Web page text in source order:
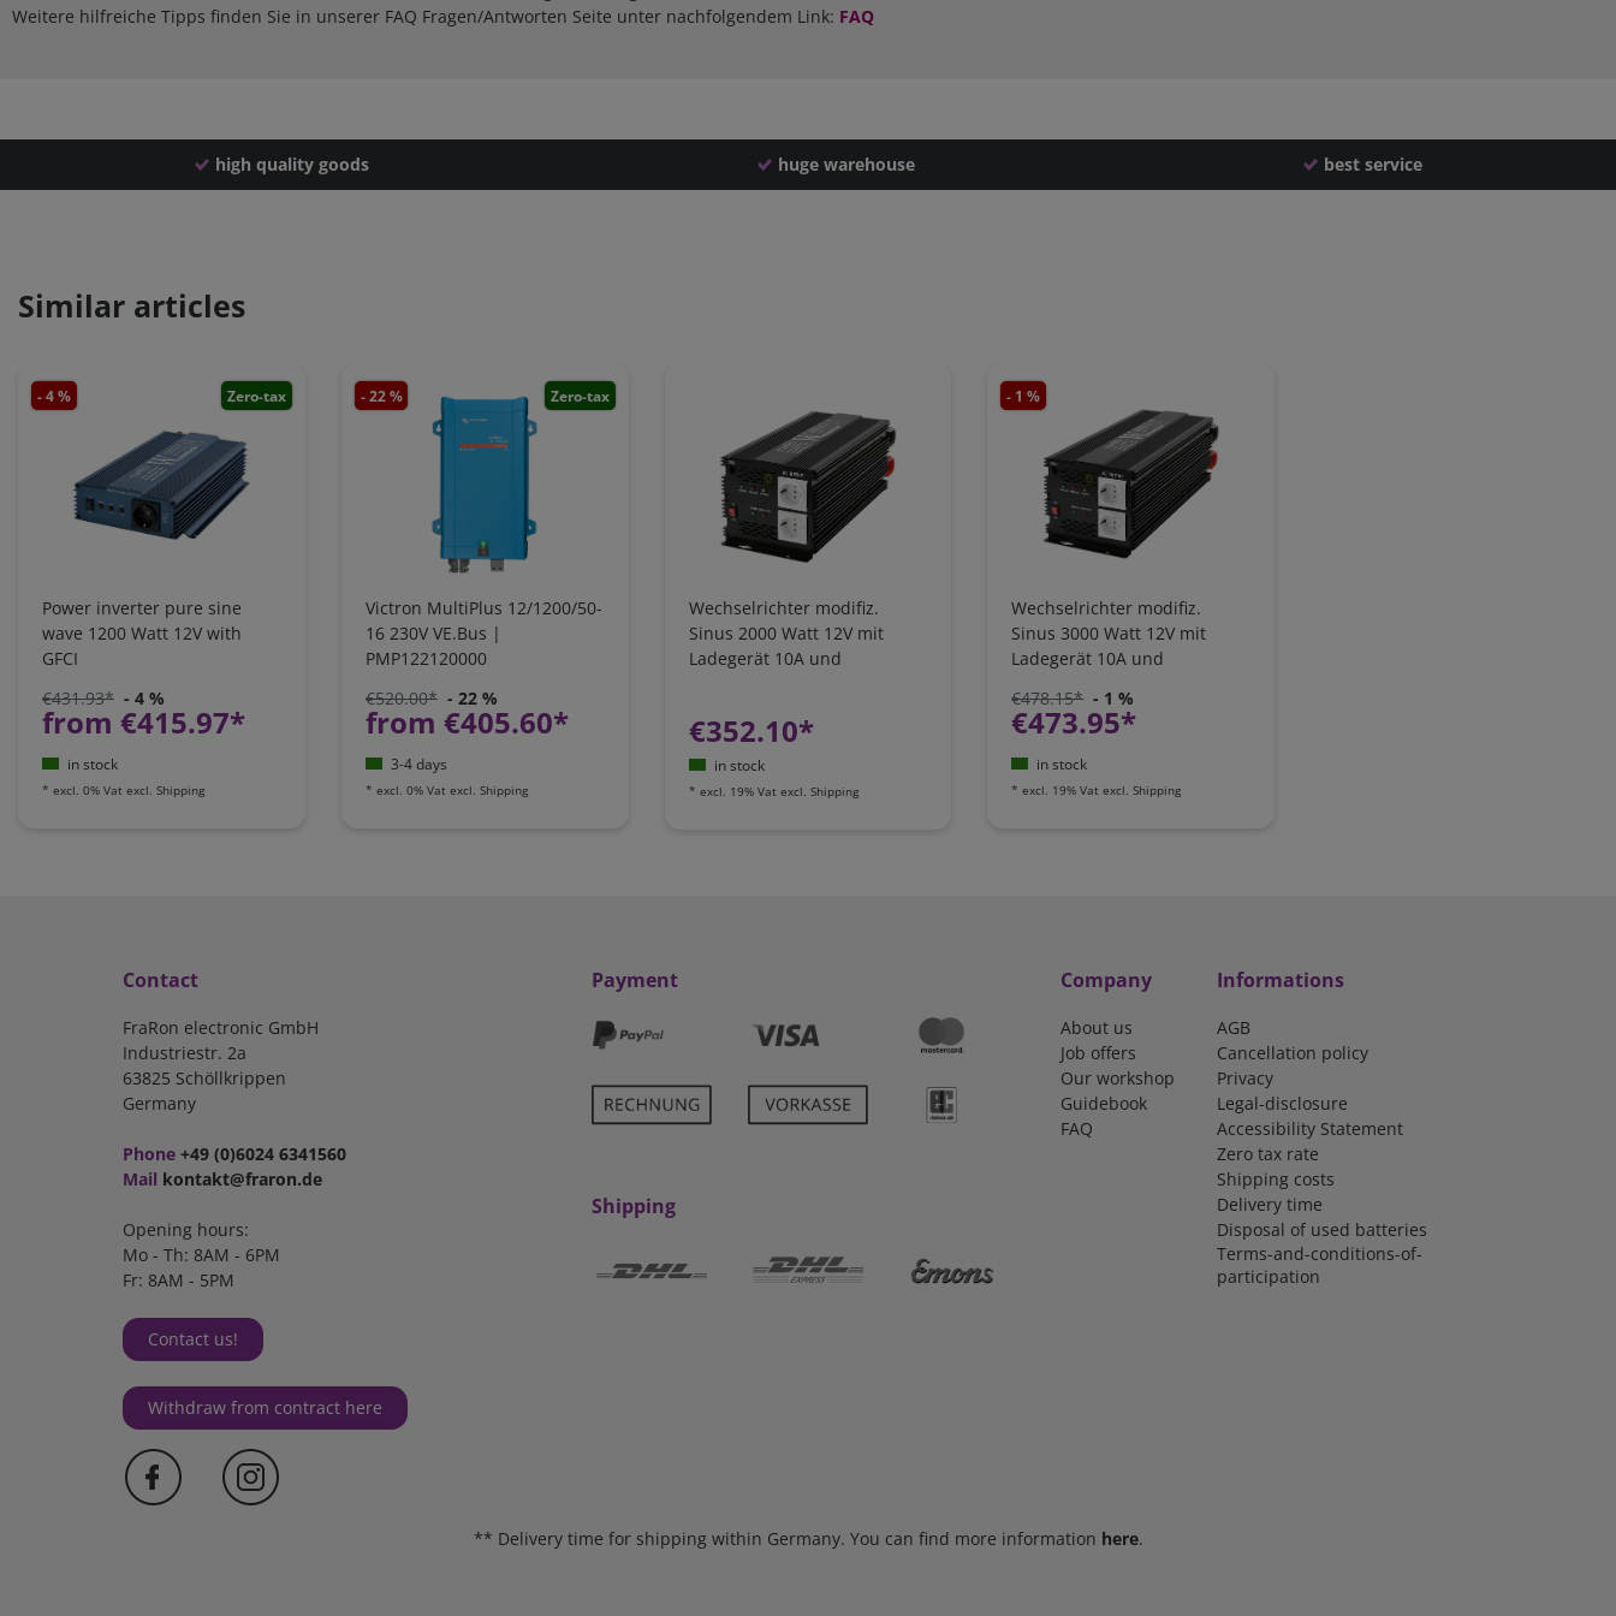
Weitere hilfreiche Tipps finden Sie in unserer FAQ Fragen/Antworten Seite unter nachfolgendem Link: FAQ
high quality goods huge warehouse best service
Similar articles
- 4 % Zero-tax
Power inverter pure sine
wave 1200 Watt 12V with
GFCI
€431.93* - 4 %
from €415.97*
in stock
* excl. 0% Vat excl. Shipping
- 22 % Zero-tax
Victron MultiPlus 12/1200/50-
16 230V VE.Bus |
PMP122120000
€520.00* - 22 %
from €405.60*
3-4 days
* excl. 0% Vat excl. Shipping
Wechselrichter modifiz.
Sinus 2000 Watt 12V mit
Ladegerät 10A und
€352.10*
in stock
* excl. 19% Vat excl. Shipping
- 1 %
Wechselrichter modifiz.
Sinus 3000 Watt 12V mit
Ladegerät 10A und
€478.15* - 1 %
€473.95*
in stock
*excl. 19% Vat excl.Shipping
Contact
FraRon electronic GmbH
Industriestr. 2a
63825 Schöllkrippen
Germany
Phone +49 (0)6024 6341560
Mail kontakt@fraron.de
Opening hours:
Mo - Th: 8AM - 6PM
Fr: 8AM - 5PM
Contact us!
Withdraw from contract here
Payment
Shipping
Company
About us
Job offers
Our workshop
Guidebook
FAQ
Informations
AGB
Cancellation policy
Privacy
Legal-disclosure
Accessibility Statement
Zero tax rate
Shipping costs
Delivery time
Disposal of used batteries
Terms-and-conditions-of-
participation
** Delivery time for shipping within Germany. You can find more information here.